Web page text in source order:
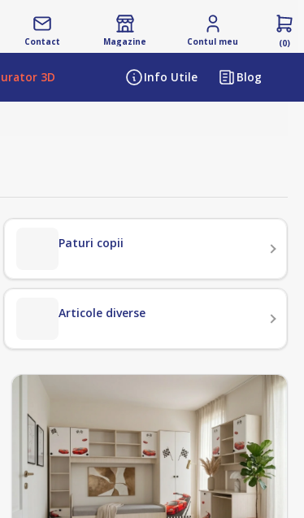
Contact Magazine Contul meu (0)
3D Info Utile Blog
Paturi copii
Articole diverse